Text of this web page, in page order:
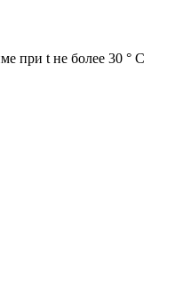
при t не более 30 ° С